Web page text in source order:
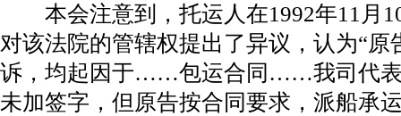
本会注意到，托运人在1992年11月
对该法院的管辖权提出了异议，认为“
诉，均起因于……包运合同……我司代表
未加签字，但原告按合同要求，派船承